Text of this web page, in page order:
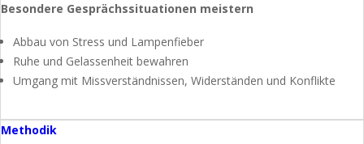
Besondere Gesprächssituationen meistern
Abbau von Stress und Lampenfieber
Ruhe und Gelassenheit bewahren
Umgang mit Missverständnissen, Widerständen und Konflikte
Methodik